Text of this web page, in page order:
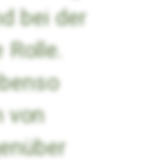
bei der
von